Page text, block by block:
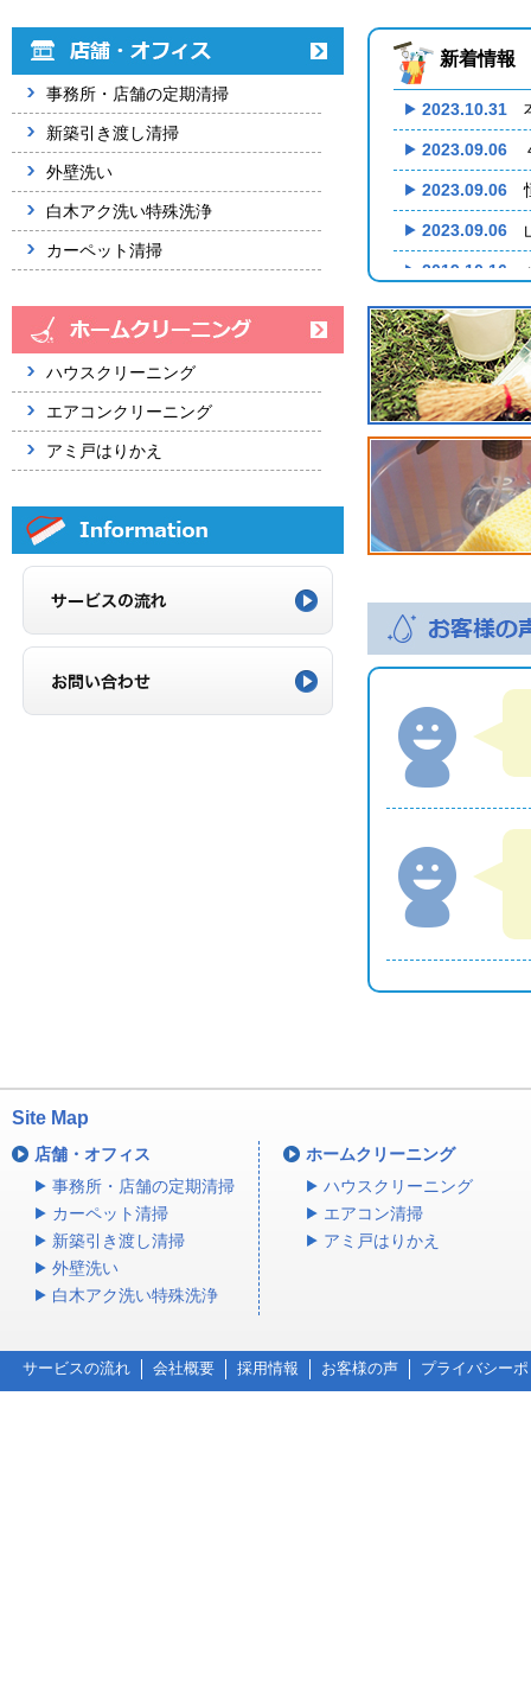
事務所・店舗の定期清掃
新築引き渡し清掃
外壁洗い
白木アク洗い特殊洗浄
カーペット清掃
ハウスクリーニング
エアコンクリーニング
アミ戸はりかえ
新着情報
2023.10.31
2023.09.06
2023.09.06
2023.09.06
2019.10.16
2019.10.16
2018.08.02
2018.08.02
2017.10.18
Site Map
店舗・オフィス
事務所・店舗の定期清掃
カーペット清掃
新築引き渡し清掃
外壁洗い
白木アク洗い特殊洗浄
ホームクリーニング
ハウスクリーニング
エアコン清掃
アミ戸はりかえ
サービスの流れ 会社概要 採用情報 お客様の声 プライバシー